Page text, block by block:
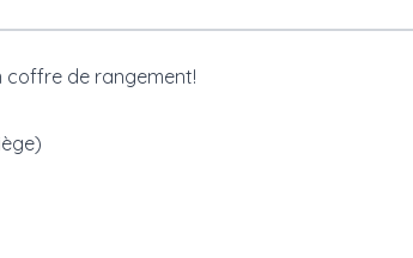
coffre de rangement!